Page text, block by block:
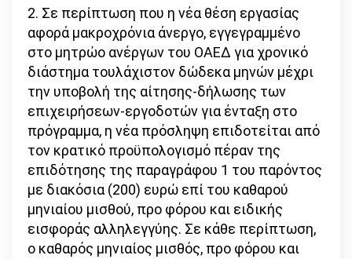
2. Σε περίπτωση που η νέα θέση εργασίας
αφορά μακροχρόνια άνεργο, εγγεγραμμένο
στο μητρώο ανέργων του ΟΑΕΔ για χρονικό
διάστημα τουλάχιστον δώδεκα μηνών μέχρι
την υποβολή της αίτησης-δήλωσης των
επιχειρήσεων-εργοδοτών για ένταξη στο
πρόγραμμα, η νέα πρόσληψη επιδοτείται από
τον κρατικό προϋπολογισμό πέραν της
επιδότησης της παραγράφου 1 του παρόντος
με διακόσια (200) ευρώ επί του καθαρού
μηνιαίου μισθού, προ φόρου και ειδικής
εισφοράς αλληλεγγύης. Σε κάθε περίπτωση,
ο καθαρός μηνιαίος μισθός, προ φόρου και